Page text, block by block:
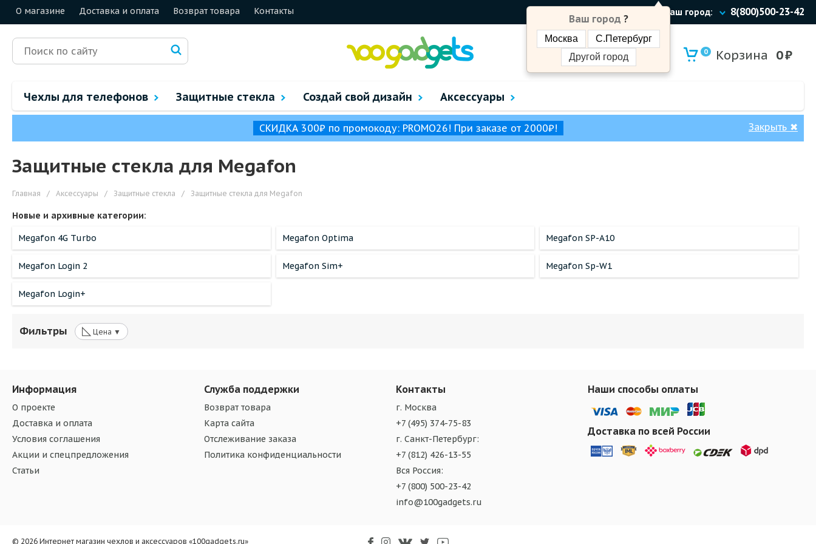
О магазине Доставка и оплата Возврат товара Контакты Ваш город:
Ваш город ?
Москва
С.Петербург
Другой город
8(800)500-23-42
0 Корзина 0₽
Чехлы для телефонов Защитные стекла Создай свой дизайн Аксессуары
СКИДКА 300₽ по промокоду: PROMO26! При заказе от 2000₽! Закрыть ✖
Защитные стекла для Megafon
Главная / Аксессуары / Защитные стекла / Защитные стекла для Megafon
Новые и архивные категории:
Megafon 4G Turbo
Megafon Login 2
Megafon Login+
Megafon Optima
Megafon Sim+
Megafon SP-A10
Megafon Sp-W1
Фильтры ◺ Цена ▼
Информация
О проекте
Доставка и оплата
Условия соглашения
Акции и спецпредложения
Статьи
Служба поддержки
Возврат товара
Карта сайта
Отслеживание заказа
Политика конфиденциальности
Контакты
г. Москва
+7 (495) 374-75-83
г. Санкт-Петербург:
+7 (812) 426-13-55
Вся Россия:
+7 (800) 500-23-42
info@100gadgets.ru
Наши способы оплаты
Доставка по всей России
© 2026 Интернет магазин чехлов и аксессуаров «100gadgets.ru»